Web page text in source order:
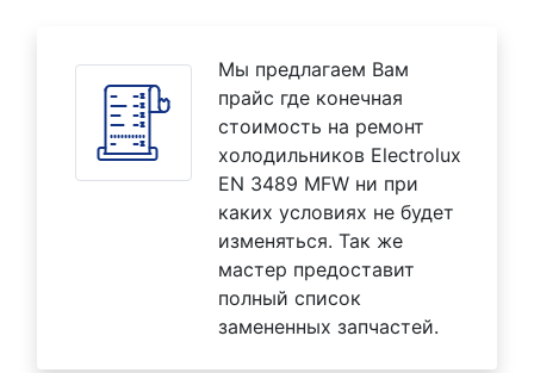
Мы предлагаем Вам
прайс где конечная
стоимость на ремонт
холодильников Electrolux
EN 3489 MFW ни при
каких условиях не будет
изменяться. Так же
мастер предоставит
полный список
замененных запчастей.